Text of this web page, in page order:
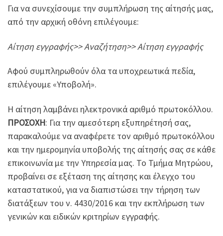
Για να συνεχίσουμε την συμπλήρωση της αίτησής μας,
από την αρχική οθόνη επιλέγουμε:
Αίτηση εγγραφής>> Αναζήτηση>> Αίτηση εγγραφής
Αφού συμπληρωθούν όλα τα υποχρεωτικά πεδία,
επιλέγουμε «Υποβολή».
Η αίτηση λαμβάνει ηλεκτρονικά αριθμό πρωτοκόλλου.
ΠΡΟΣΟΧΗ: Για την αμεσότερη εξυπηρέτησή σας,
παρακαλούμε να αναφέρετε τον αριθμό πρωτοκόλλου
και την ημερομηνία υποβολής της αίτησής σας σε κάθε
επικοινωνία με την Υπηρεσία μας. Το Τμήμα Μητρώου,
προβαίνει σε εξέταση της αίτησης και έλεγχο του
καταστατικού, για να διαπιστώσει την τήρηση των
διατάξεων του ν. 4430/2016 και την εκπλήρωση των
γενικών και ειδικών κριτηρίων εγγραφής.